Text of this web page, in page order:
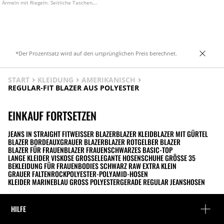
Ärmeln mit Riegeln. Seitliche Taschen,
*Der Prozentsatz wird auf den ursprünglichen Preis berechnet.
START KLEIDUNG
AMERIKANISCH
REGULAR-FIT BLAZER AUS POLYESTER
EINKAUF FORTSETZEN
JEANS IN STRAIGHT FITWEISSER BLAZER BLAZER KLEIDBLAZER MIT GÜRTEL
BLAZER BORDEAUXGRAUER BLAZERBLAZER ROTGELBER BLAZER
BLAZER FÜR FRAUENBLAZER FRAUENSCHWARZES BASIC-TOP
LANGE KLEIDER VISKOSE GROSS ELEGANTE HOSENSCHUHE GRÖSSE 35
BEKLEIDUNG FÜR FRAUENBODIES SCHWARZ RAW EXTRA KLEIN
GRAUER FALTENROCKPOLYESTER-POLYAMID-HOSEN
KLEIDER MARINEBLAU GROSS POLYESTER GERADE REGULAR JEANSHOSEN
HILFE